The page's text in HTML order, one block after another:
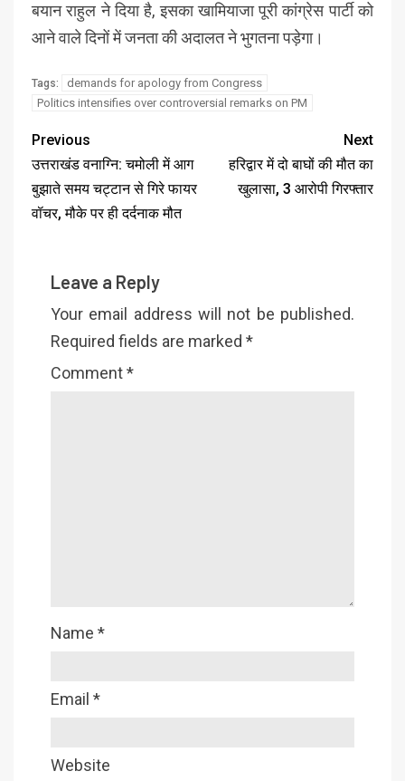
बयान राहुल ने दिया है, इसका खामियाजा पूरी कांग्रेस पार्टी को
आने वाले दिनों में जनता की अदालत ने भुगतना पड़ेगा।
Tags:
demands for apology from Congress
Politics intensifies over controversial remarks on PM
Previous
उत्तराखंड वनाग्नि: चमोली में आग
बुझाते समय चट्टान से गिरे फायर
वॉचर, मौके पर ही दर्दनाक मौत
Next
हरिद्वार में दो बाघों की मौत का
खुलासा, 3 आरोपी गिरफ्तार
Leave a Reply
Your email address will not be published.
Required fields are marked *
Comment*
Name *
Email *
Website